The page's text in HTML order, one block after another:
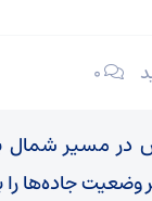
۰
در مسیر شمال
جاده‌ها را